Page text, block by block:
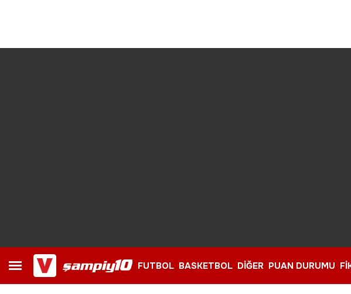
FUTBOL BASKETBOL DİĞER PUAN DURUMU